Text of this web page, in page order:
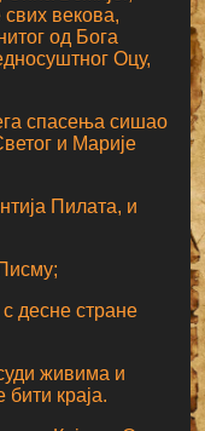
векова,
од Бога
Оцу,
спасења сишао
и Марије
Пилата, и
десне стране
живима и
краја.